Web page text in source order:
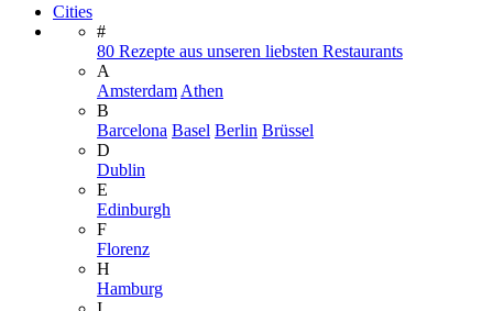
Cities
#
80 Rezepte aus unseren liebsten Restaurants
A
Amsterdam Athen
B
Barcelona Basel Berlin Brüssel
D
Dublin
E
Edinburgh
F
Florenz
H
Hamburg